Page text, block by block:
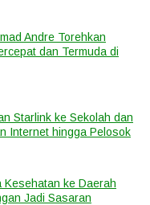
Andre Torehkan
dan Termuda di
Starlink ke Sekolah dan
Internet hingga Pelosok
Kesehatan ke Daerah
Jadi Sasaran